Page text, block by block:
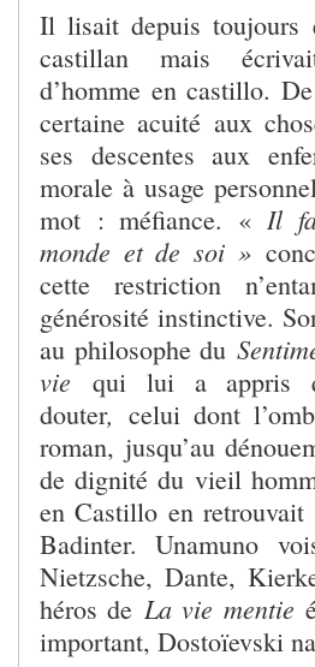
Il lisait depuis toujours
castillan mais
d’homme en castillo.
certaine acuité aux
ses descentes aux
morale à usage
mot : méfiance. « Il
monde et de soi »
cette restriction
générosité instinctive.
au philosophe du
vie qui lui a appris
douter, celui dont
roman, jusqu’au
de dignité du vieil
en Castillo en retrouvait
Badinter. Unamuno
Nietzsche, Dante,
héros de La vie mentie
important, Dostoïevski